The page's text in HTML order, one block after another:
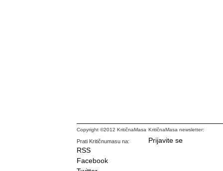
Copyright ©2012 KritičnaMasa
Prati Kritičnumasu na:
RSS
Facebook
KritičnaMasa newsletter:
Prijavite se